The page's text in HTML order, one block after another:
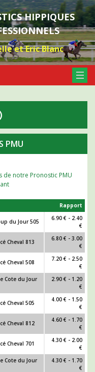
HIPPIQUES
et Eric Blanc
PMU
de notre Pronostic PMU
Rapport
du Jour 505
6.90 € - 2.40
€
Cheval 813
6.80 € - 3.00
€
Cheval 508
7.20 € - 2.50
€
Cote du Jour
2.90 € - 1.20
€
Cheval 505
4.00 € - 1.50
€
Cheval 812
4.60 € - 1.70
€
Cheval 701
4.30 € - 2.00
€
Cote du Jour
4.30 € - 1.70
€